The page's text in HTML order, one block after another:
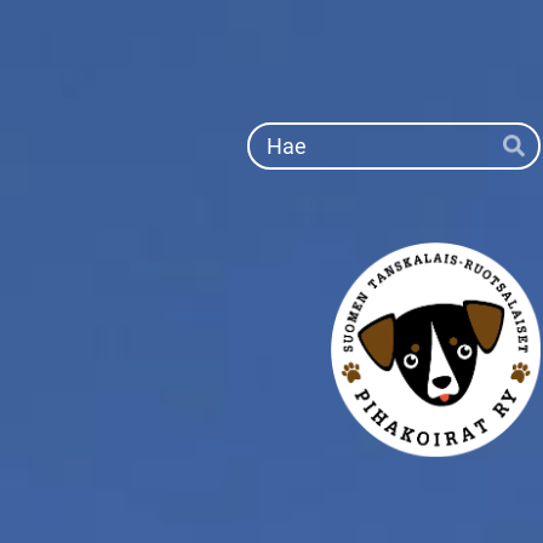
Hae